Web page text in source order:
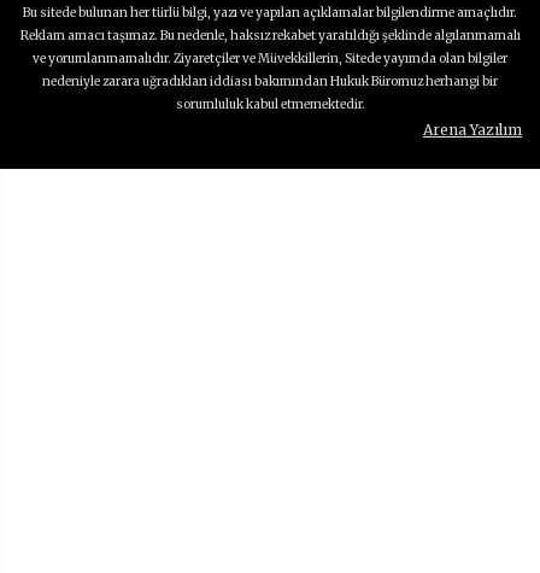
Bu sitede bulunan her türlü bilgi, yazı ve yapılan açıklamalar bilgilendirme amaçlıdır.
Reklam amacı taşımaz. Bu nedenle, haksız rekabet yaratıldığı şeklinde algılanmamalı
ve yorumlanmamalıdır. Ziyaretçiler ve Müvekkillerin, Sitede yayımda olan bilgiler
nedeniyle zarara uğradıkları iddiası bakımından Hukuk Büromuz herhangi bir
sorumluluk kabul etmemektedir.
Arena Yazılım